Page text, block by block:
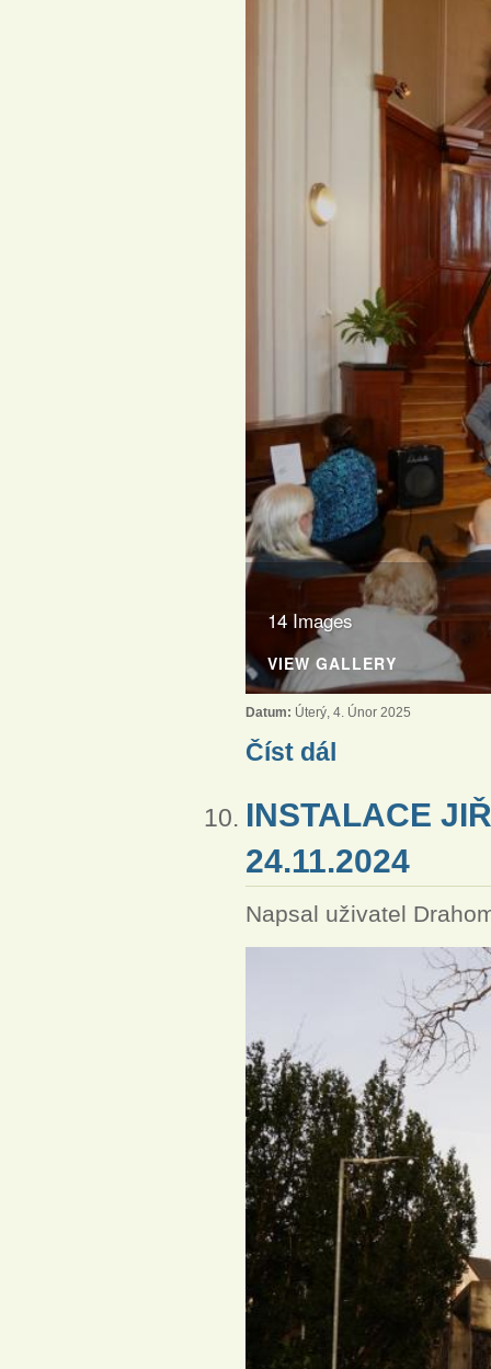
14 Images
VIEW GALLERY
Datum: Úterý, 4. Únor 2025
Číst dál
INSTALACE
24.11.2024
Napsal uživatel